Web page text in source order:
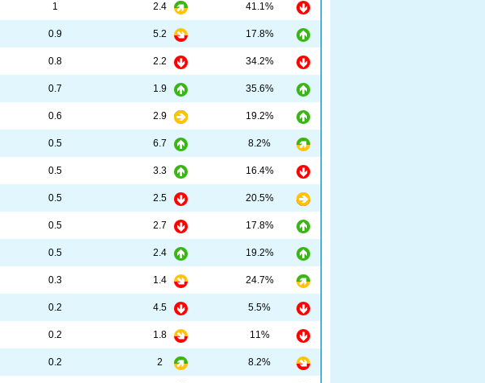
1 2.4 41.1%
0.9 5.2 17.8%
0.8 2.2 34.2%
0.7 1.9 35.6%
0.6 2.9 19.2%
0.5 6.7 8.2%
0.5 3.3 16.4%
0.5 2.5 20.5%
0.5 2.7 17.8%
0.5 2.4 19.2%
0.3 1.4 24.7%
0.2 4.5 5.5%
0.2 1.8 11%
0.2 2 8.2%